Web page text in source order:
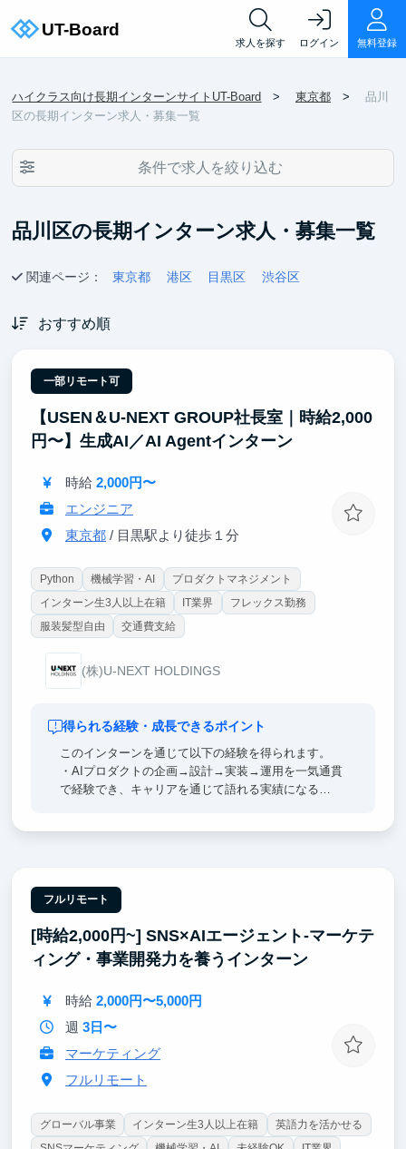
求人を探す ログイン 無料登録
ハイクラス向け長期インターンサイトUT-Board 東京都
品川
区の長期インターン求人・募集一覧
条件で求人を絞り込む
品川区の長期インターン求人・募集一覧
関連ページ： 東京都 港区 目黒区 渋谷区
おすすめ順
一部リモート可
【USEN＆U-NEXT GROUP社長室｜時給2,000
円〜】生成AI／AI Agentインターン
時給 2,000円〜
エンジニア
東京都/ 目黒駅より徒歩１分
Python 機械学習・AI
プロダクトマネジメント
インターン生3人以上在籍
IT業界
フレックス勤務
服装髪型自由
交通費支給
(株)U-NEXT HOLDINGS
得られる経験・成長できるポイント
このインターンを通じて以下の経験を得られます。
・AIプロダクトの企画→設計→実装→運用を一気通貫
で経験でき、キャリアを通じて語れる実績になる
る人材」に近づける
・エンタメ・通信・店舗・バックオフィスなど多業種
の課題に触れ、技術の応用力と業界を横断する視野が
身につく
・立ち上げ期のAIチームに参画し、仕組みづくりから
フルリモート
[時給2,000円~] SNS×AIエージェント-マーケテ
ィング・事業開発力を養うインターン
時給 2,000円〜5,000円
週 3日〜
マーケティング
フルリモート
グローバル事業 インターン生3人以上在籍
英語力を活かせる